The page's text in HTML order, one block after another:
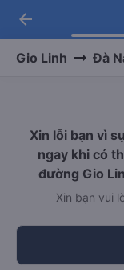
-
arrow_back
Gio Linh Đà
Xin lỗi bạn vì
ngay khi có
đường Gio
Xin bạn vui